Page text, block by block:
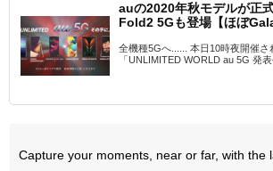
auの2020年秋モデルが正
Fold2 5Gも登場【ほぼ
全機種5Gへ...... 本日10時夜開催さ
「UNLIMITED WORLD au 5G 発
Capture your moments, near or far, with the